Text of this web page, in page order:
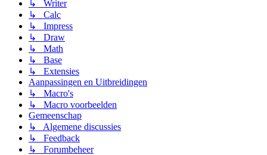
↳ Writer
↳ Calc
↳ Impress
↳ Draw
↳ Math
↳ Base
↳ Extensies
Aanpassingen en Uitbreidingen
↳ Macro's
↳ Macro voorbeelden
Gemeenschap
↳ Algemene discussies
↳ Feedback
↳ Forumbeheer